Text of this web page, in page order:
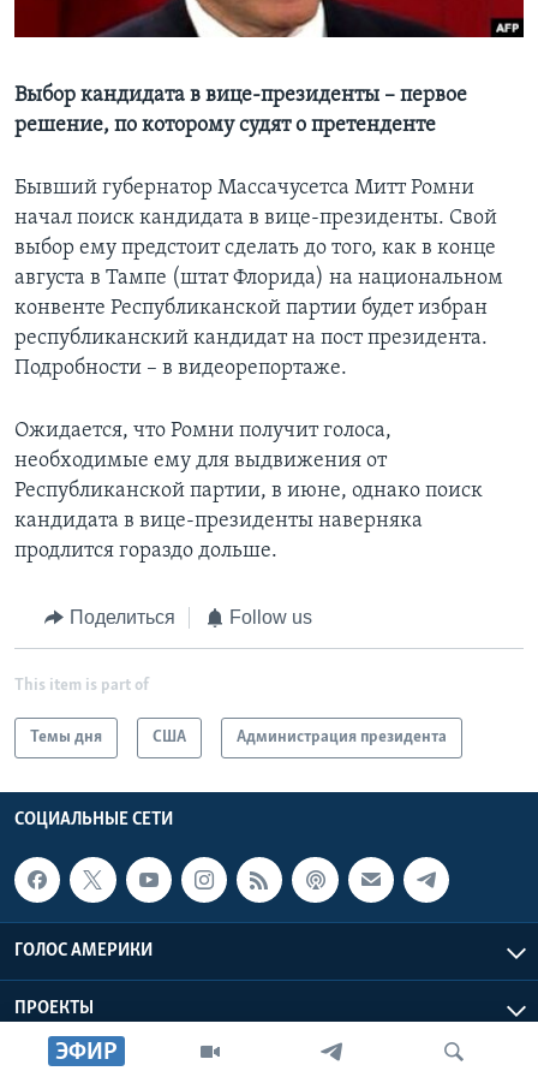
Learning English
СОЦИАЛЬНЫЕ СЕТИ
Языки
ЭФИР
Выбор кандидата в вице-президенты – первое
решение, по которому судят о претенденте
Бывший губернатор Массачусетса Митт Ромни
начал поиск кандидата в вице-президенты. Свой
выбор ему предстоит сделать до того, как в конце
августа в Тампе (штат Флорида) на национальном
конвенте Республиканской партии будет избран
республиканский кандидат на пост президента.
Подробности – в видеорепортаже.
Ожидается, что Ромни получит голоса,
необходимые ему для выдвижения от
Республиканской партии, в июне, однако поиск
кандидата в вице-президенты наверняка
продлится гораздо дольше.
Поделиться Follow us
This item is part of
Темы дня США Администрация президента
СОЦИАЛЬНЫЕ СЕТИ
ГОЛОС АМЕРИКИ
ПРОЕКТЫ